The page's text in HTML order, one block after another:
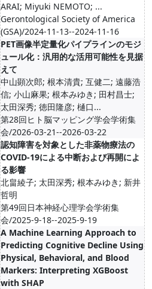
ARAI; Miyuki NEMOTO; ...
Gerontological Society of America
(GSA)/2024-11-13--2024-11-16
PET画像半定量化パイプラインのモジ
ュール化：汎用的な活用可能性を見据
えて
中山顕次郎; 根本清貴; 互健二; 遠藤浩
信; 小山麻果; 根本みゆき; 田村昌士;
太田深秀; 徳田隆彦; 樋口...
第28回ヒト脳マッピング学会学術集
会/2026-03-21--2026-03-22
認知障害を対象とした非薬物療法の
COVID-19による中断および再開によ
る影響
北畠綾子; 太田深秀; 根本みゆき; 新井
哲明
第49回日本神経心理学会学術集
会/2025-9-18--2025-9-19
A Machine Learning Approach to
Predicting Cognitive Decline Using
Physical, Behavioral, and Blood
Markers: Interpreting XGBoost
with SHAP